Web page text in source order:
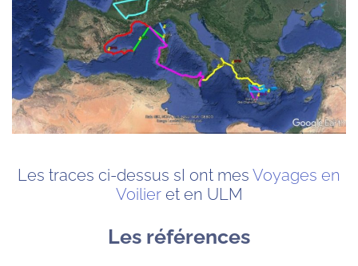
Les traces ci-dessus sI ont mes Voyages en
Voilieret en ULM
Les références